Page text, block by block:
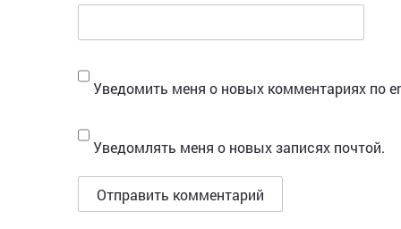
Уведомить меня о новых комментариях по
Уведомлять меня о новых записях почтой.